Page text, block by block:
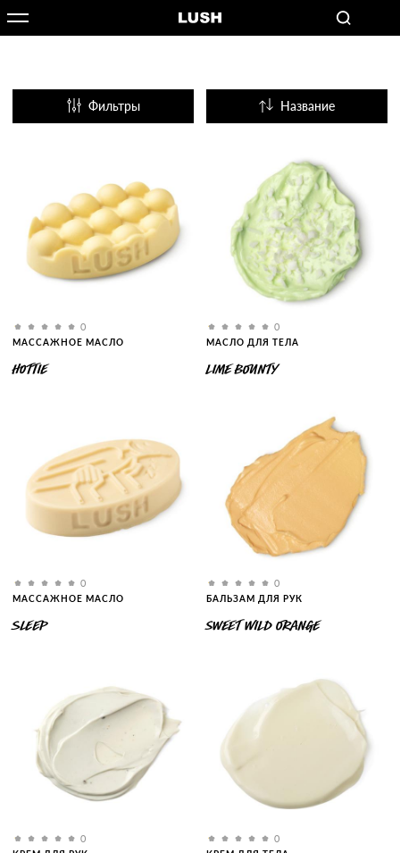
Фильтры Название
0
МАССАЖНОЕ МАСЛО
HOTTIE
0
МАСЛО ДЛЯ ТЕЛА
LIME BOUNTY
0
МАССАЖНОЕ МАСЛО
SLEEP
0
БАЛЬЗАМ ДЛЯ РУК
SWEET WILD ORANGE
0 0